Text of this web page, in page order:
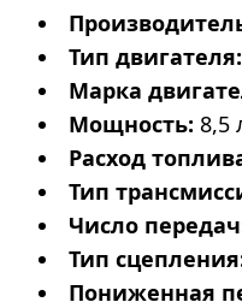
Тип двигателя:
Марка
Мощность: 8,5
Расход
Тип
Число
Тип
Пониженная